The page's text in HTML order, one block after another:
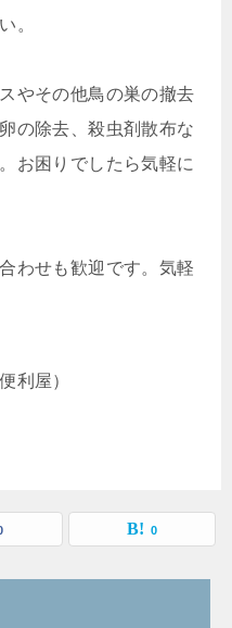
。
やその他鳥の巣の撤去
の除去、殺虫剤散布な
お困りでしたら気軽に
わせも歓迎です。気軽
利屋）
0